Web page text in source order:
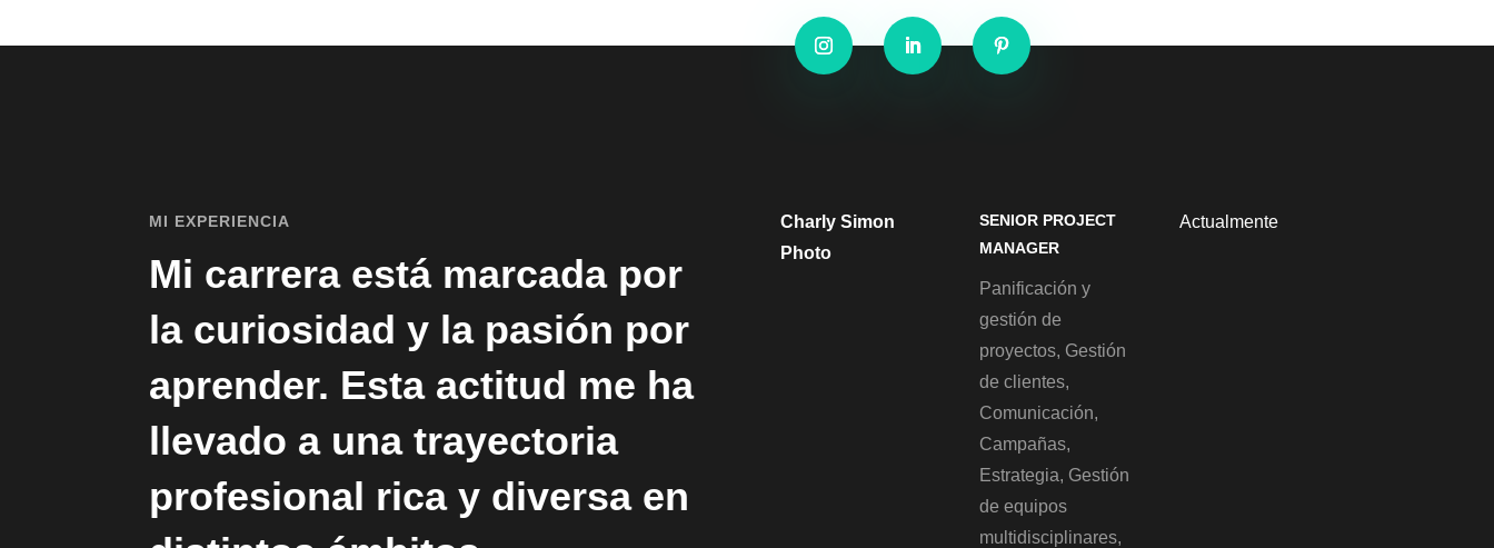
MI EXPERIENCIA
Mi carrera está marcada por
la curiosidad y la pasión por
aprender. Esta actitud me ha
llevado a una trayectoria
profesional rica y diversa en
Charly Simon
Photo
SENIOR PROJECT
MANAGER
Panificación y
gestión de
proyectos, Gestión
de clientes,
Comunicación,
Campañas,
Estrategia, Gestión
de equipos
multidisciplinares,
Actualmente